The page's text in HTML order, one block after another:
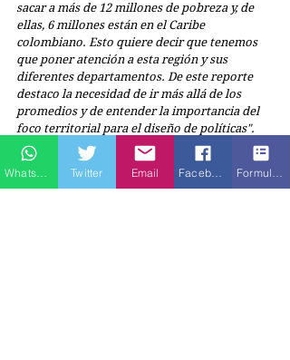
sacar a más de 12 millones de pobreza y, de
ellas, 6 millones están en el Caribe
colombiano. Esto quiere decir que tenemos
que poner atención a esta región y sus
diferentes departamentos. De este reporte
destaco la necesidad de ir más allá de los
promedios y de entender la importancia del
foco territorial para el diseño de políticas".
Sobre los Documentos de desarrollo PNUD-
Colombia
Twitter Email